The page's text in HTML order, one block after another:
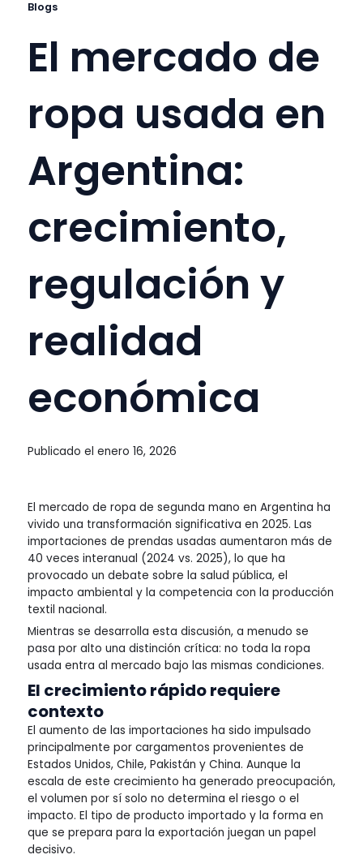
Blogs
El mercado de
ropa usada en
Argentina:
crecimiento,
regulación y
realidad
económica
Publicado el enero 16, 2026
El mercado de ropa de segunda mano en Argentina ha
vivido una transformación significativa en 2025. Las
importaciones de prendas usadas aumentaron más de
40 veces interanual (2024 vs. 2025), lo que ha
provocado un debate sobre la salud pública, el
impacto ambiental y la competencia con la producción
textil nacional.
Mientras se desarrolla esta discusión, a menudo se
pasa por alto una distinción crítica: no toda la ropa
usada entra al mercado bajo las mismas condiciones.
El crecimiento rápido requiere
contexto
El aumento de las importaciones ha sido impulsado
principalmente por cargamentos provenientes de
Estados Unidos, Chile, Pakistán y China. Aunque la
escala de este crecimiento ha generado preocupación,
el volumen por sí solo no determina el riesgo o el
impacto. El tipo de producto importado y la forma en
que se prepara para la exportación juegan un papel
decisivo.